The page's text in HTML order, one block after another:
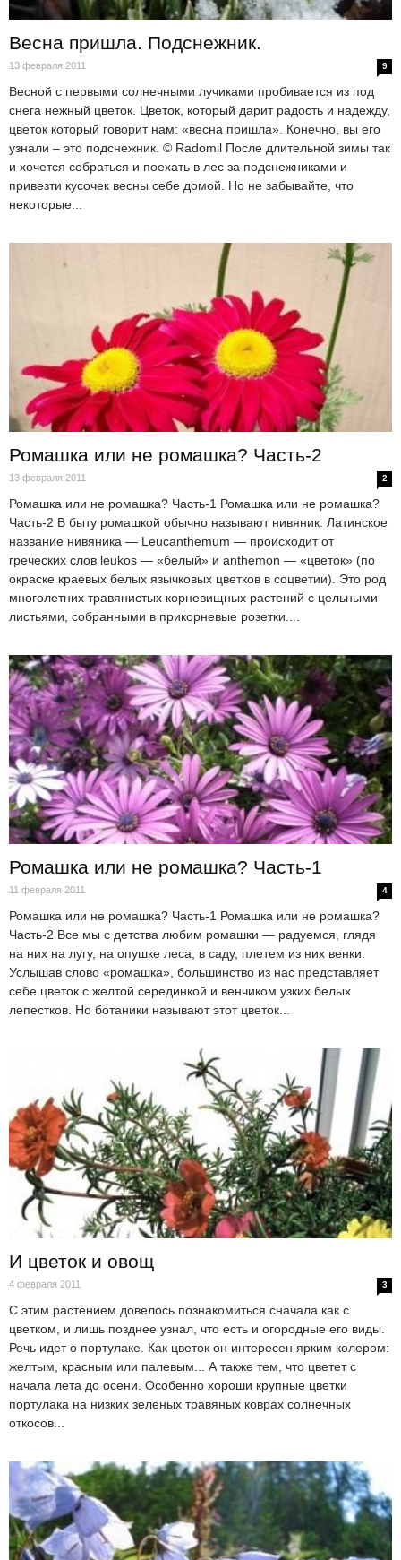
Весна пришла. Подснежник.
13 февраля 2011 9
Весной с первыми солнечными лучиками пробивается из под
снега нежный цветок. Цветок, который дарит радость и надежду,
цветок который говорит нам: «весна пришла». Конечно, вы его
узнали – это подснежник. © Radomil После длительной зимы так
и хочется собраться и поехать в лес за подснежниками и
привезти кусочек весны себе домой. Но не забывайте, что
некоторые...
Ромашка или не ромашка? Часть-2
13 февраля 2011 2
Ромашка или не ромашка? Часть-1 Ромашка или не ромашка?
Часть-2 В быту ромашкой обычно называют нивяник. Латинское
название нивяника — Leucanthemum — происходит от
греческих слов leukos — «белый» и anthemon — «цветок» (по
окраске краевых белых язычковых цветков в соцветии). Это род
многолетних травянистых корневищных растений с цельными
листьями, собранными в прикорневые розетки....
Ромашка или не ромашка? Часть-1
11 февраля 2011 4
Ромашка или не ромашка? Часть-1 Ромашка или не ромашка?
Часть-2 Все мы с детства любим ромашки — радуемся, глядя
на них на лугу, на опушке леса, в саду, плетем из них венки.
Услышав слово «ромашка», большинство из нас представляет
себе цветок с желтой серединкой и венчиком узких белых
лепестков. Но ботаники называют этот цветок...
И цветок и овощ
4 февраля 2011 3
С этим растением довелось познакомиться сначала как с
цветком, и лишь позднее узнал, что есть и огородные его виды.
Речь идет о портулаке. Как цветок он интересен ярким колером:
желтым, красным или палевым... А также тем, что цветет с
начала лета до осени. Особенно хороши крупные цветки
портулака на низких зеленых травяных коврах солнечных
откосов...